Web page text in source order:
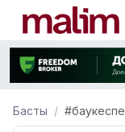
Басты #баукеспе